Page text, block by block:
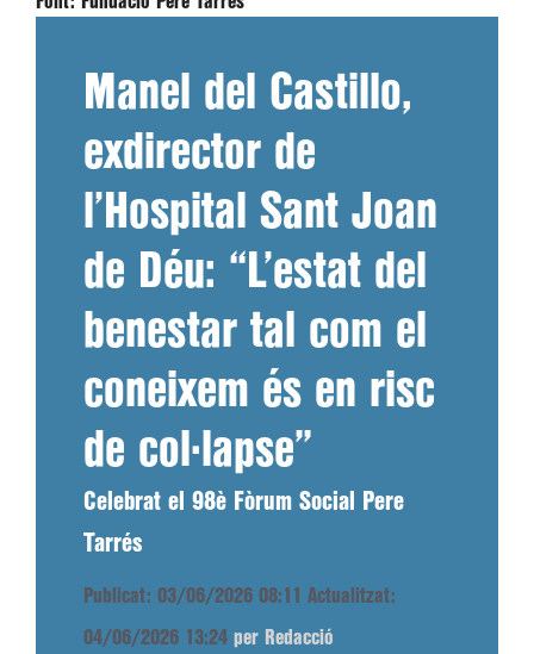
Manel del Castillo,
exdirector de
l’Hospital Sant Joan
de Déu: “L’estat del
benestar tal com el
coneixem és en risc
de col·lapse”
Celebrat el 98è Fòrum Social Pere
Tarrés
Publicat: 03/06/2026 08:11 Actualitzat:
04/06/2026 13:24 per Redacció